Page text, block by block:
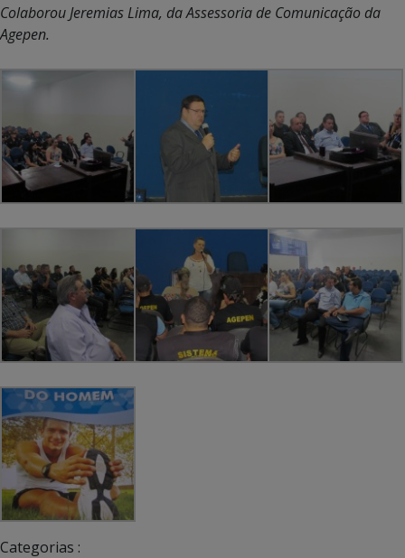
Colaborou Jeremias Lima, da Assessoria de Comunicação da
Agepen.
Categorias :